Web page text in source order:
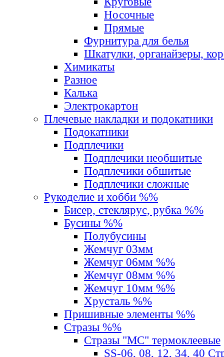
Носочные
Прямые
Фурнитура для белья
Шкатулки, органайзеры,
Химикаты
Разное
Калька
Электрокартон
Плечевые накладки и подокатники
Подокатники
Подплечики
Подплечики необшитые
Подплечики обшитые
Подплечики сложные
Рукоделие и хобби %%
Бисер, стеклярус, рубка %%
Бусины %%
Полубусины
Жемчуг 03мм
Жемчуг 06мм %%
Жемчуг 08мм %%
Жемчуг 10мм %%
Хрусталь %%
Пришивные элементы %%
Стразы %%
Стразы "MС" термоклеевые
SS-06, 08, 12, 34, 40